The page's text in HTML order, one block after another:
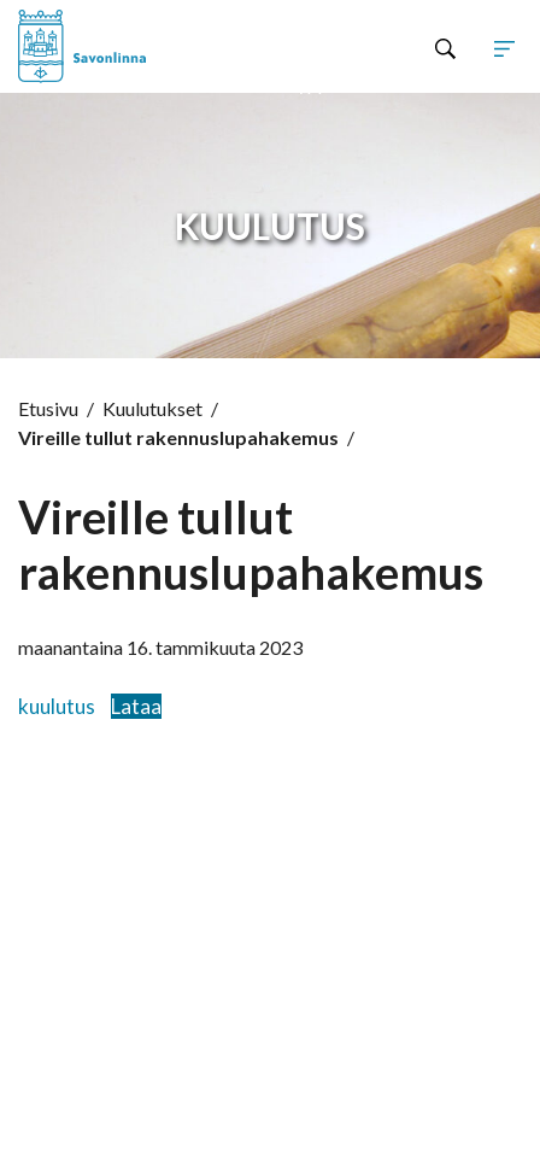
KUULUTUS
Etusivu / Kuulutukset /
Vireille tullut rakennuslupahakemus /
Vireille tullut
rakennuslupahakemus
maanantaina 16. tammikuuta 2023
kuulutus Lataa